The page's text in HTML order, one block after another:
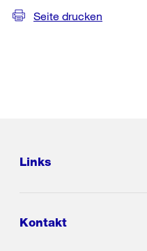
Seite drucken
Links
Kontakt